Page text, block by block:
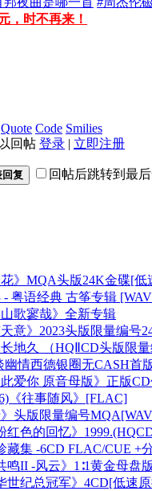
，时不再来！
Quote Code Smilies
回帖 登录 | 立即注册
回复 回帖后跳转到最
》MQA头版24K金碟[低
- 粤语经典 古筝专辑
山歌寥哉》全新专辑
意》2023头版限量编号
地久 （HQⅡCD头版限量
幽情西德银圈无CASH首
爱你 原音母版》正版
《往事随风》[FLAC]
头版限量编号
红色的回忆》
藏集 -6CD FLAC/CUE +
鸣II -风云》1∶1黄金母盘
世纪总冠军》4CD[低速